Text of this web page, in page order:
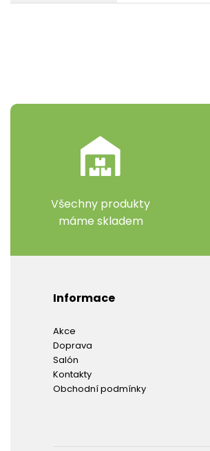
Všechny produkty
máme skladem
Informace
Akce
Doprava
Salón
Kontakty
Obchodní podmínky